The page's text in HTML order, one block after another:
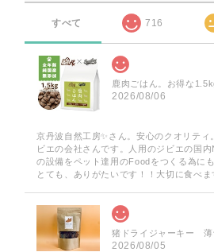
すべて 716
鹿肉ごはん。お得な
2026/08/06
京丹波自然工房✨️さん。安心のクオリテ
ビエの会社さんです。人用のジビエの国
の設備をペット達用のFoodをつくる為に
とても、ありがたいです！！大切に食べま
2026/08/05